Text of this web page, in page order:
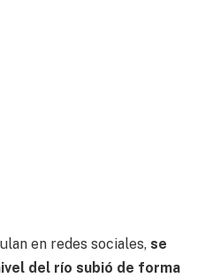
en redes sociales, se
del río subió de forma